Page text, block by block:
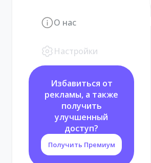
О нас
Настройки
Избавиться от
рекламы, а также
получить
улучшенный
доступ?
Получить Премиум